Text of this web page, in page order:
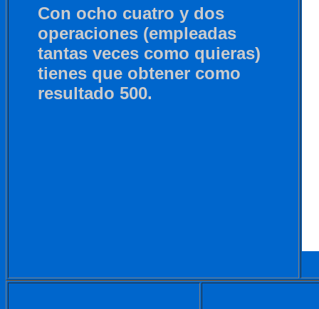
Con ocho cuatro y dos
operaciones (empleadas
tantas veces como quieras)
tienes que obtener como
resultado 500.